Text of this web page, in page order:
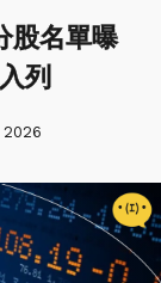
股名單曝
列
2026